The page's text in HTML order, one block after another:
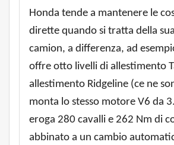
Honda tende a mantenere le
dirette quando si tratta della
camion, a differenza, ad
offre otto livelli di allestimento
allestimento Ridgeline (ce ne
monta lo stesso motore V6 da
eroga 280 cavalli e 262 Nm di
abbinato a un cambio